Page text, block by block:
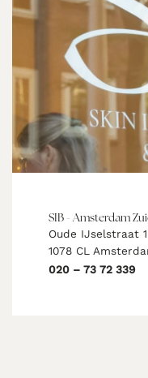
SIB - Amsterdam
Oude IJselstraat
1078 CL
020 – 73 72 339